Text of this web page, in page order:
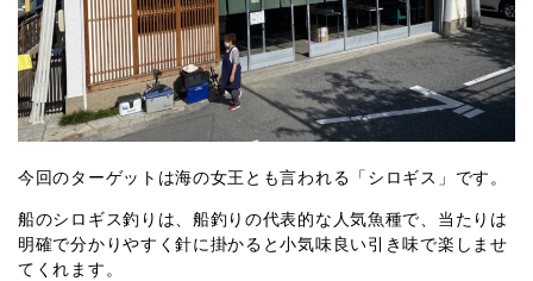
今回のターゲットは海の女王とも言われる「シロギス」です。
船のシロギス釣りは、船釣りの代表的な人気魚種で、当たりは
明確で分かりやすく針に掛かると小気味良い引き味で楽しませ
てくれます。